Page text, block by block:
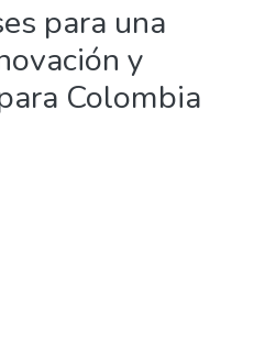
para una
y
Colombia